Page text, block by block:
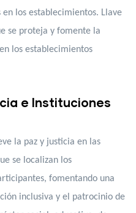
en los establecimientos. Llave
se proteja y fomente la
los establecimientos
e Instituciones
la paz y justicia en las
se localizan los
fomentando una
inclusiva y el patrocinio de